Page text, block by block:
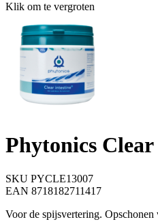
Klik om te vergroten
Phytonics
SKU PYCLE13007
EAN 8718182711417
Voor de spijsvertering. Opschonen